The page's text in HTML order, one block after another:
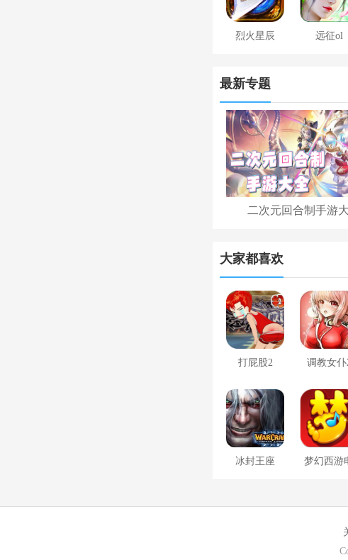
烈火星辰 远征ol
最新专题
二次元回合制手游
大家都喜欢
打屁股2 调教女仆
冰封王座 梦幻西游